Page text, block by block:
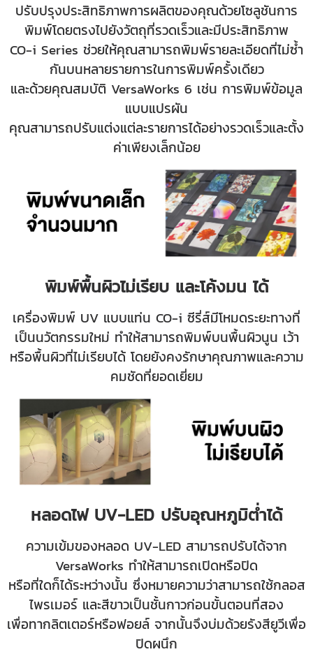
ปรับปรุงประสิทธิภาพการผลิตของคุณด้วยโซลูชันการ
พิมพ์โดยตรงไปยังวัตถุที่รวดเร็วและมีประสิทธิภาพ
CO-i Series ช่วยให้คุณสามารถพิมพ์รายละเอียดที่ไม่ซ้ำ
กันบนหลายรายการในการพิมพ์ครั้งเดียว
และด้วยคุณสมบัติ VersaWorks 6 เช่น การพิมพ์ข้อมูล
แบบแปรผัน
คุณสามารถปรับแต่งแต่ละรายการได้อย่างรวดเร็วและตั้ง
ค่าเพียงเล็กน้อย
พิมพ์พื้นผิวไม่เรียบ และโค้งมน ได้
เครื่องพิมพ์ UV แบบแท่น CO-i ซีรี่ส์มีโหมดระยะทางที่
เป็นนวัตกรรมใหม่ ทำให้สามารถพิมพ์บนพื้นผิวนูน เว้า
หรือพื้นผิวที่ไม่เรียบได้ โดยยังคงรักษาคุณภาพและความ
คมชัดที่ยอดเยี่ยม
หลอดไฟ UV-LED ปรับอุณหภูมิต่ำได้
ความเข้มของหลอด UV-LED สามารถปรับได้จาก
VersaWorks ทำให้สามารถเปิดหรือปิด
หรือที่ใดก็ได้ระหว่างนั้น ซึ่งหมายความว่าสามารถใช้กลอส
ไพรเมอร์ และสีขาวเป็นชั้นกาวก่อนขั้นตอนที่สอง
เพื่อทากลิตเตอร์หรือฟอยล์ จากนั้นจึงบ่มด้วยรังสียูวีเพื่อ
ปิดผนึก